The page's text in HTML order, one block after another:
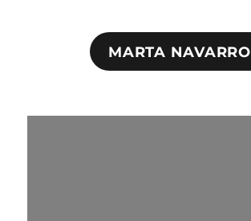
MARTA NAVARRO